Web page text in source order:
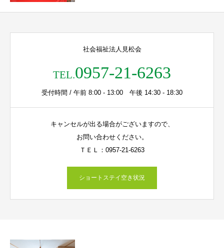
社会福祉法人見松会
TEL.0957-21-6263
受付時間 / 午前 8:00 - 13:00 午後 14:30 - 18:30
キャンセルが出る場合がございますので、
お問い合わせください。
ＴＥＬ：0957-21-6263
ショートステイ空き状況